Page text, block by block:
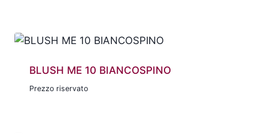
BLUSH ME 10 BIANCOSPINO
Prezzo riservato